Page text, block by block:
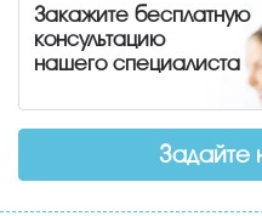
Закажите бесплатную
консультацию
нашего специалиста
Задайте